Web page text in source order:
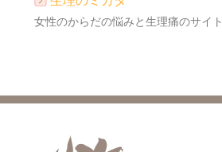
女性のからだの悩みと生理痛のサイト